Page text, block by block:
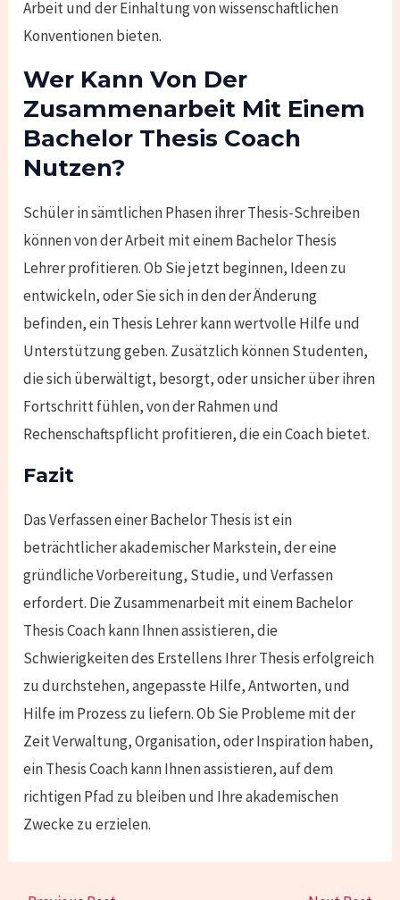
Arbeit und der Einhaltung von wissenschaftlichen
Konventionen bieten.
Wer Kann Von Der
Zusammenarbeit Mit Einem
Bachelor Thesis Coach
Nutzen?
Schüler in sämtlichen Phasen ihrer Thesis-Schreiben
können von der Arbeit mit einem Bachelor Thesis
Lehrer profitieren. Ob Sie jetzt beginnen, Ideen zu
entwickeln, oder Sie sich in den der Änderung
befinden, ein Thesis Lehrer kann wertvolle Hilfe und
Unterstützung geben. Zusätzlich können Studenten,
die sich überwältigt, besorgt, oder unsicher über ihren
Fortschritt fühlen, von der Rahmen und
Rechenschaftspflicht profitieren, die ein Coach bietet.
Fazit
Das Verfassen einer Bachelor Thesis ist ein
beträchtlicher akademischer Markstein, der eine
gründliche Vorbereitung, Studie, und Verfassen
erfordert. Die Zusammenarbeit mit einem Bachelor
Thesis Coach kann Ihnen assistieren, die
Schwierigkeiten des Erstellens Ihrer Thesis erfolgreich
zu durchstehen, angepasste Hilfe, Antworten, und
Hilfe im Prozess zu liefern. Ob Sie Probleme mit der
Zeit Verwaltung, Organisation, oder Inspiration haben,
ein Thesis Coach kann Ihnen assistieren, auf dem
richtigen Pfad zu bleiben und Ihre akademischen
Zwecke zu erzielen.